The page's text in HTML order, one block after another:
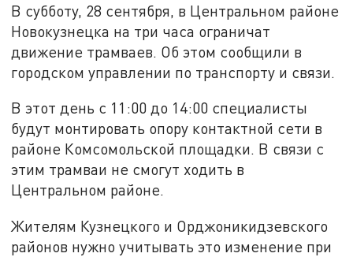
В субботу, 28 сентября, в Центральном районе
Новокузнецка на три часа ограничат
движение трамваев. Об этом сообщили в
городском управлении по транспорту и связи.
В этот день с 11:00 до 14:00 специалисты
будут монтировать опору контактной сети в
районе Комсомольской площадки. В связи с
этим трамваи не смогут ходить в
Центральном районе.
Жителям Кузнецкого и Орджоникидзевского
районов нужно учитывать это изменение при